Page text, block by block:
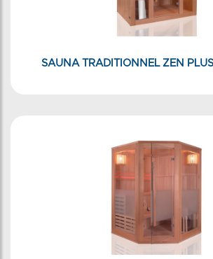
SAUNA TRADITIONNEL ZEN